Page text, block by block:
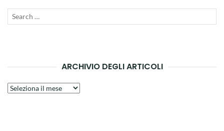
Search
ARCHIVIO DEGLI ARTICOLI
Archivio